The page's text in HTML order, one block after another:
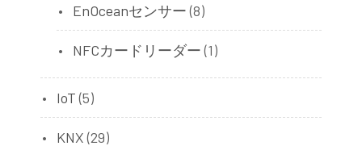
EnOceanセンサー (8)
NFCカードリーダー (1)
IoT (5)
KNX (29)